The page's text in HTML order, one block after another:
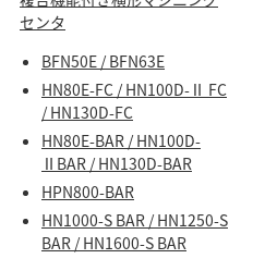
センタ
BFN50E / BFN63E
HN80E-FC / HN100D-Ⅱ FC
/ HN130D-FC
HN80E-BAR / HN100D-
ⅡBAR / HN130D-BAR
HPN800-BAR
HN1000-S BAR / HN1250-S
BAR / HN1600-S BAR